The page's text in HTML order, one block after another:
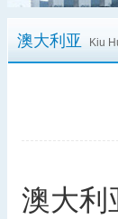
澳大利亚 Kiu
澳大利